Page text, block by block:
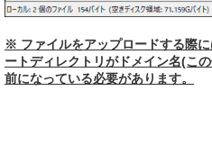
※ ファイルをアップロードする際
ートディレクトリがドメイン名(こ
前になっている必要があります。